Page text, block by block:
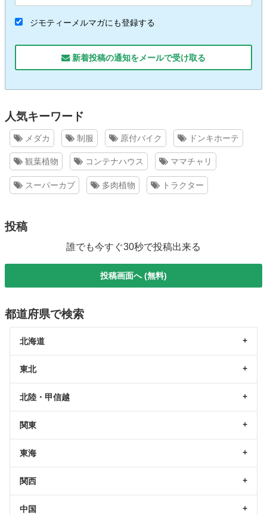
ジモティーメルマガにも登録する
新着投稿の通知をメールで受け取る
人気キーワード
メダカ 制服 原付バイク ドンキホーテ
観葉植物 コンテナハウス ママチャリ
スーパーカブ 多肉植物 トラクター
投稿
誰でも今すぐ30秒で投稿出来る
投稿画面へ (無料)
都道府県で検索
北海道
東北
北陸・甲信越
関東
東海
関西
中国